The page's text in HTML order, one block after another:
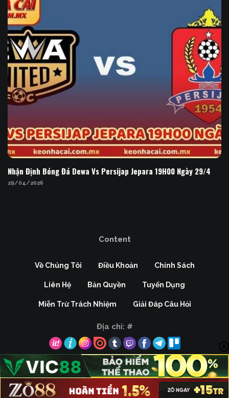
Nhận Định Bóng Đá Dewa Vs Persijap Jepara 19H00
Ngày 29/4
Nhận Định Bóng Đá Dewa Vs Persijap Jepara 19H00 Ngày 29/4
29/04/2026
Content
Về Chúng Tôi Điều Khoản Chính Sách
Liên Hệ Bản Quyền Tuyển Dụng
Miễn Trừ Trách Nhiệm Giải Đáp Câu Hỏi
Địa chỉ: #
Copyright © 2026 Kèo Nhà Cái, All rights reserved.
LIVE HOT BLV XOILAC KẾT QUẢ XEM THÊM